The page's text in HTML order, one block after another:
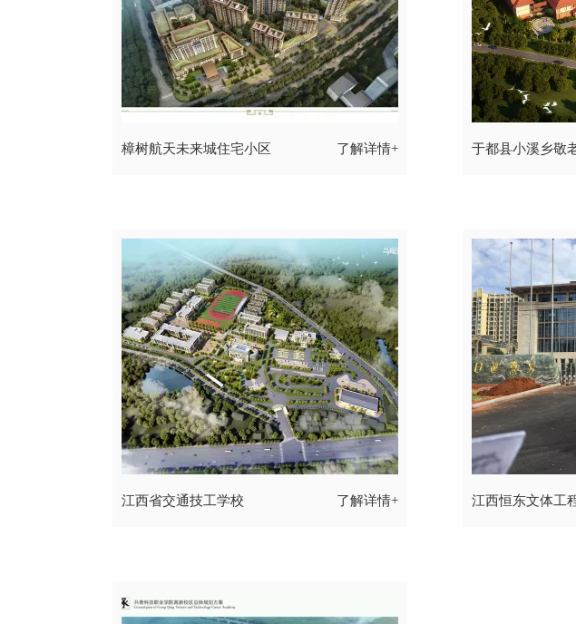
樟树航天未来城住宅小区 了解详情+ 于都县小溪乡敬
江西省交通技工学校 了解详情+ 江西恒东文体工